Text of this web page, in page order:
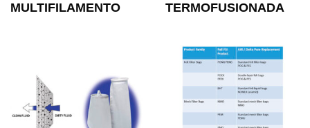
MULTIFILAMENTO
TERMOFUSIONADA